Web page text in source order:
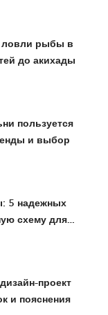
рыбы в
до акихады
пользуется
и выбор
5 надежных
схему для
проект
и пояснения